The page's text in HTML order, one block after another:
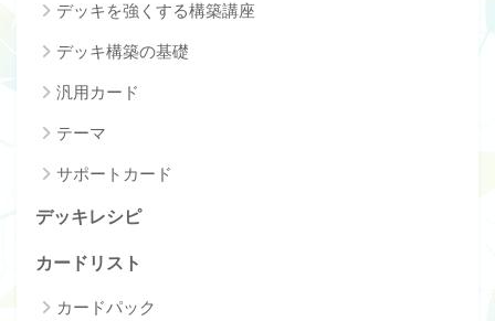
デッキを強くする構築講座
デッキ構築の基礎
汎用カード
テーマ
サポートカード
デッキレシピ
カードリスト
カードパック